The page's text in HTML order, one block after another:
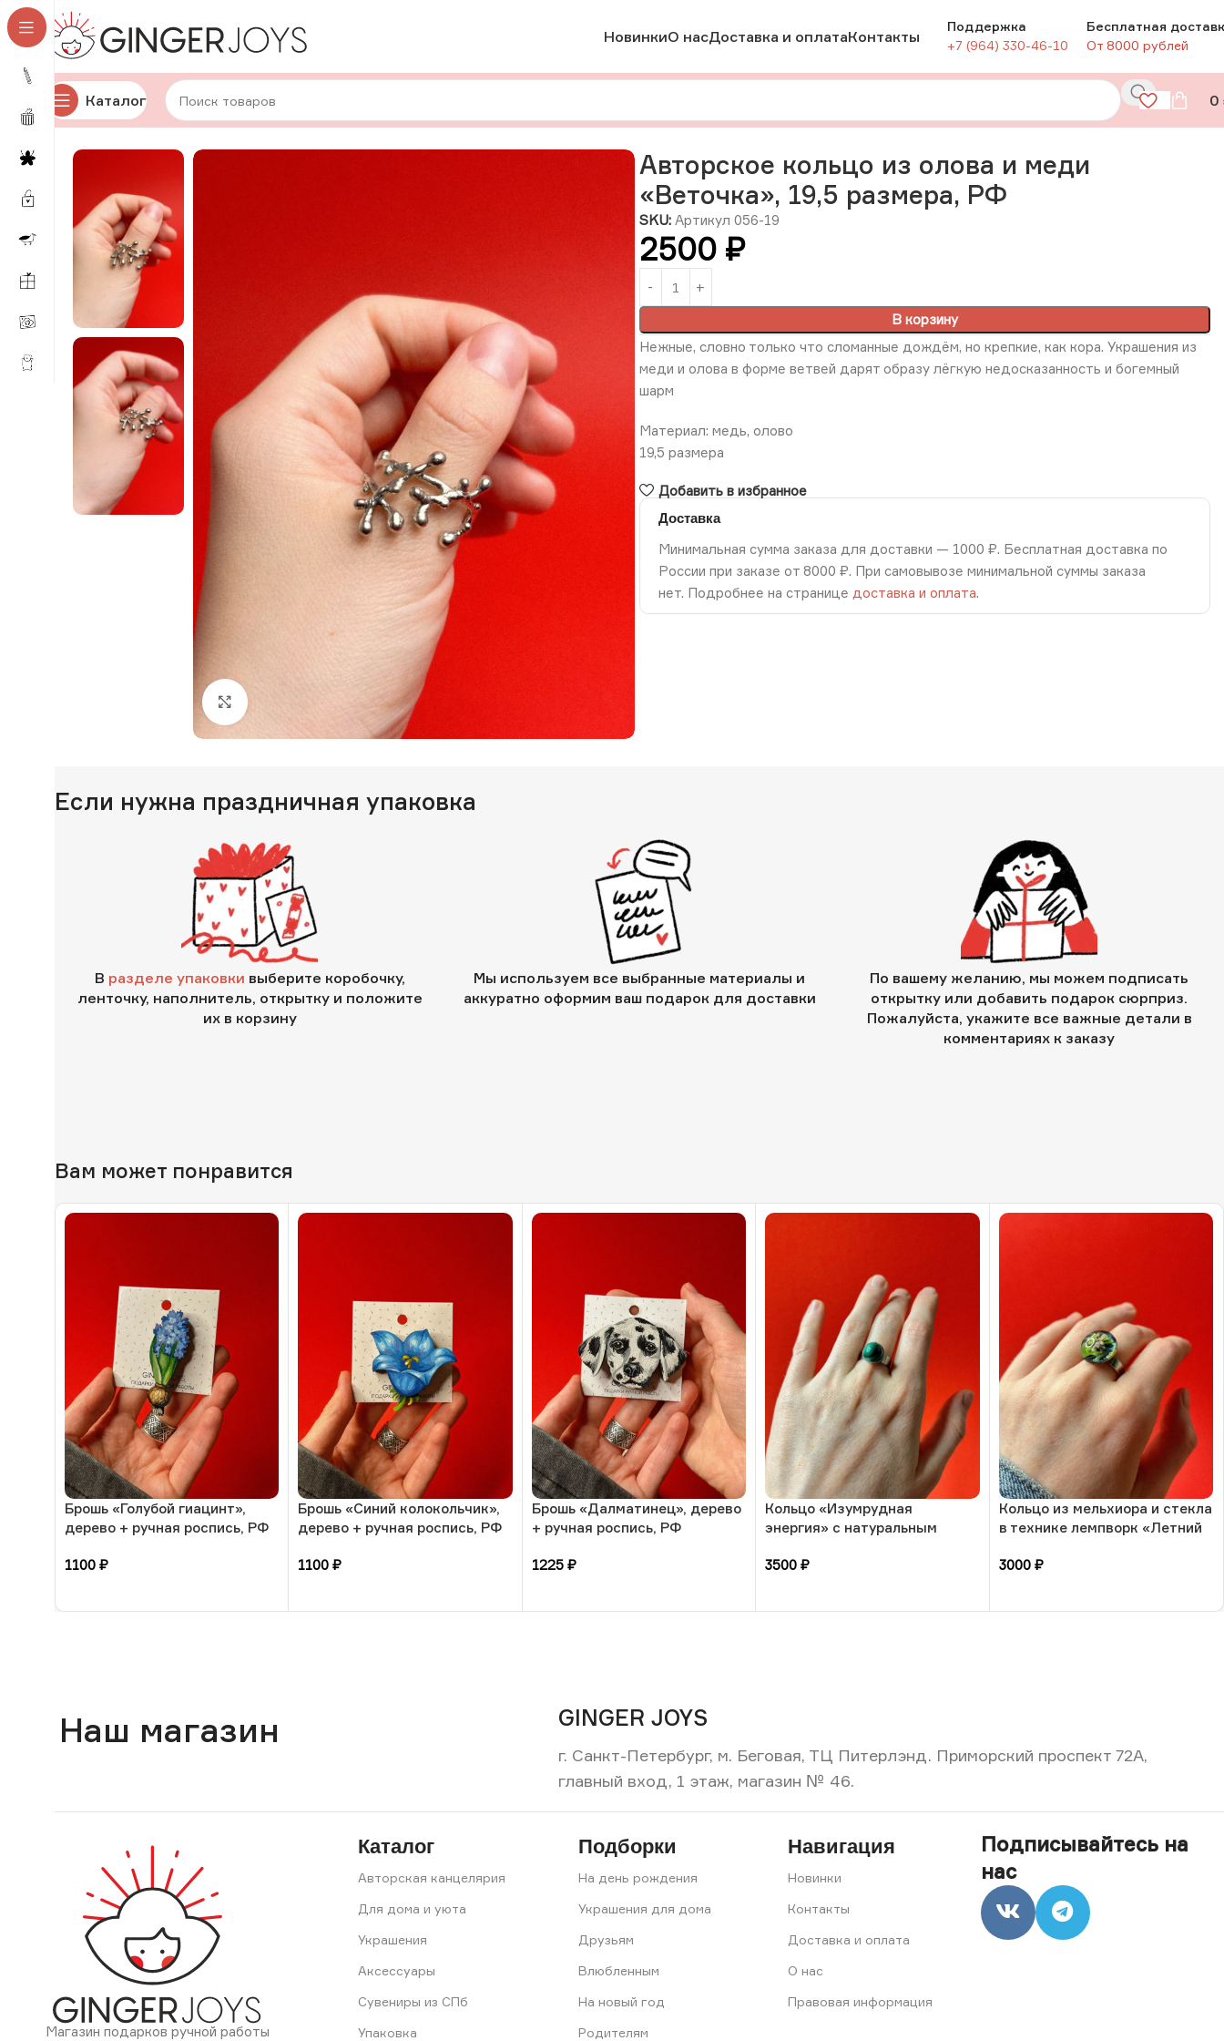
НовинкиО насДоставка и оплатаКонтакты
Поддержка
+7 (964) 330-46-10
Бесплатная
От 8000 рублей
Каталог 0
Главная Украшения Кольца Стеклянные кольца Авторское кольцо из олова и меди «Веточка», 19,5 размера, РФ
Нажмите, чтобы увеличить изображение
Авторское кольцо из олова и меди
«Веточка», 19,5 размера, РФ
SKU: Артикул 056-19
2500 ₽
В корзину
Нежные, словно только что сломанные дождём, но крепкие, как кора. Украшения из
меди и олова в форме ветвей дарят образу лёгкую недосказанность и богемный
шарм
Материал: медь, олово
19,5 размера
Добавить в избранное
Доставка
Минимальная сумма заказа для доставки — 1000 ₽. Бесплатная доставка по
России при заказе от 8000 ₽. При самовывозе минимальной суммы заказа
нет. Подробнее на странице доставка и оплата.
Если нужна праздничная упаковка
В разделе упаковки выберите коробочку,
ленточку, наполнитель, открытку и положите
их в корзину
Мы используем все выбранные материалы и
аккуратно оформим ваш подарок для доставки
По вашему желанию, мы можем подписать
открытку или добавить подарок сюрприз.
Пожалуйста, укажите все важные детали в
комментариях к заказу
Вам может понравится
Брошь «Голубой гиацинт»,
дерево + ручная роспись, РФ
1100 ₽
Брошь «Синий колокольчик»,
дерево + ручная роспись, РФ
1100₽
Брошь «Далматинец», дерево
+ ручная роспись, РФ
1225 ₽
Кольцо «Изумрудная
энергия» с натуральным
РБ
3500₽
Кольцо из мельхиора и стекла
в технике лемпворк «Летний
3000 ₽
Наш магазин GINGER JOYS
г. Санкт-Петербург, м. Беговая, ТЦ Питерлэнд. Приморский проспект 72А,
главный вход, 1 этаж, магазин № 46.
Магазин подарков ручной работы
Каталог
Авторская канцелярия
Для дома и уюта
Украшения
Аксессуары
Сувениры из СПб
Упаковка
Подборки
На день рождения
Украшения для дома
Друзьям
Влюбленным
На новый год
Родителям
Навигация
Новинки
Контакты
Доставка и оплата
О нас
Правовая информация
Подписывайтесь на
нас